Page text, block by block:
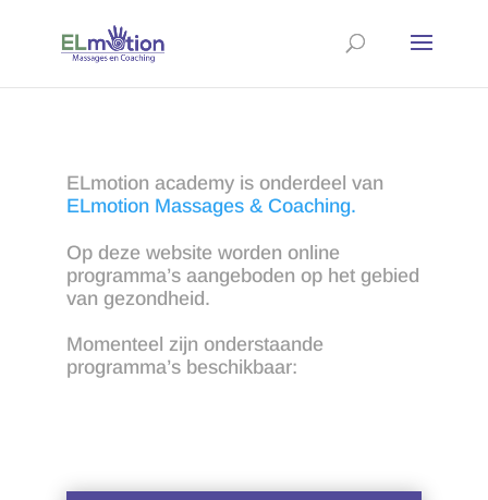
ELmotion academy is onderdeel van
ELmotion Massages & Coaching.
Op deze website worden online
programma’s aangeboden op het gebied
van gezondheid.
Momenteel zijn onderstaande
programma’s beschikbaar: